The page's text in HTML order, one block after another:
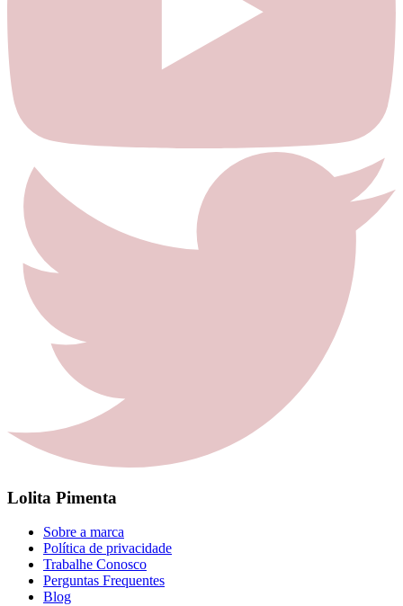
Lolita Pimenta
Sobre a marca
Política de privacidade
Trabalhe Conosco
Perguntas Frequentes
Blog